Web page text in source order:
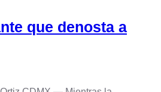
que denosta a